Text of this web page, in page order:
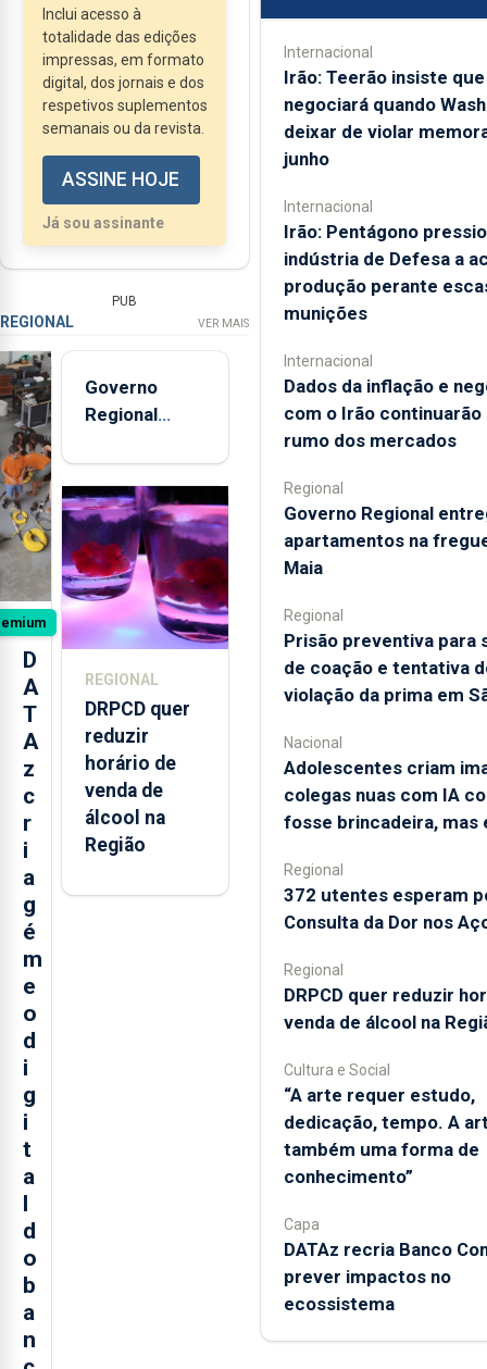
felizes na Feira
Agrícola, no Campo de
Santana, a comemorar
o Dia Nacional da
Agricultura.
Inclui acesso à
totalidade das edições
impressas, em formato
digital, dos jornais e dos
respetivos suplementos
semanais ou da revista.
ASSINE HOJE
Já sou assinante
PUB
REGIONAL VER MAIS
D
A
T
A
z
c
r
i
a
g
é
m
e
o
d
i
g
i
t
a
l
d
o
b
a
n
Governo
Regional
apartamentos
na freguesia
da Maia
REGIONAL
DRPCD quer
reduzir
horário de
venda de
álcool na
Região
Internacional
Irão: Teerão insiste
negociará quando
deixar de violar
junho
Internacional
Irão: Pentágono
indústria de Defesa a
produção perante
munições
Internacional
Dados da inflação e
com o Irão continuarão
rumo dos mercados
Regional
Governo Regional
apartamentos na
Maia
Regional
Prisão preventiva para
de coação e tentativa
violação da prima em
Nacional
Adolescentes criam
colegas nuas com IA
fosse brincadeira, mas
Regional
372 utentes esperam
Consulta da Dor nos
Regional
DRPCD quer reduzir
venda de álcool na
Cultura e Social
“A arte requer estudo,
dedicação, tempo. A
também uma forma de
conhecimento”
Capa
DATAz recria Banco
prever impactos no
ecossistema